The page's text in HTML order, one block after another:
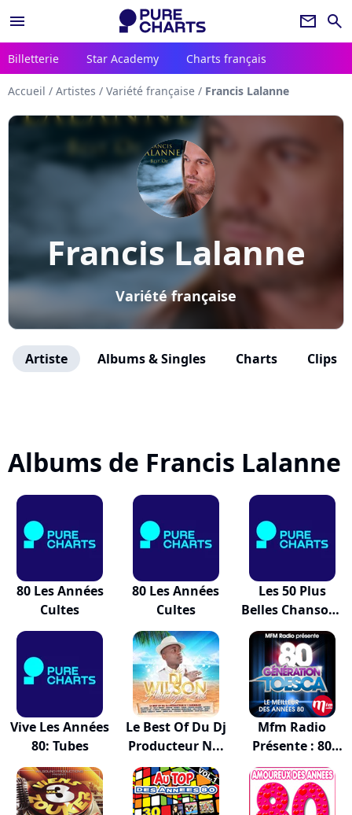
menu newsletter search
Billetterie Star Academy Charts français
Accueil / Artistes / Variété française / Francis Lalanne
Francis Lalanne
Variété française
Artiste Albums & Singles Charts Clips
Albums de Francis Lalanne
80 Les Années
Cultes
80 Les Années
Cultes
Les 50 Plus
Belles Chansons
D...
Vive Les Années
80: Tubes
Le Best Of Du Dj
Producteur N...
Mfm Radio
Présente : 80
Génér...